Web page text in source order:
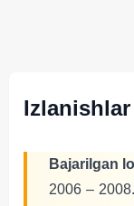
Izlanishlar
Bajarilgan
2006 –